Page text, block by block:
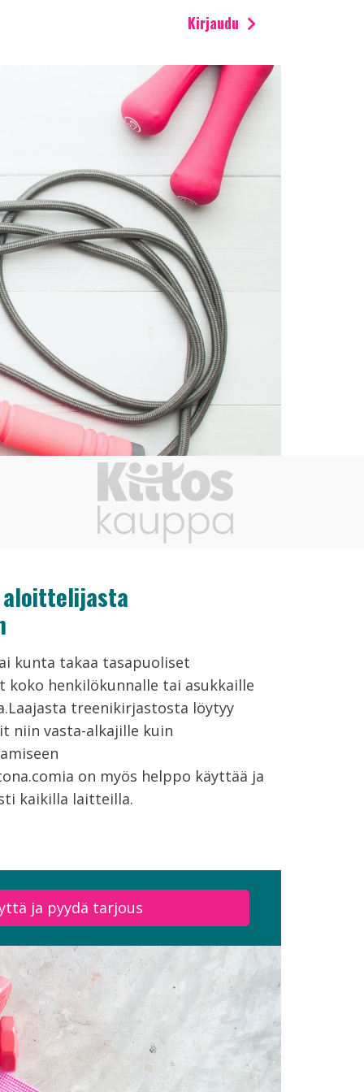
Kirjaudu
aloittelijasta
kunta takaa tasapuoliset
henkilökunnalle tai asukkaille
treenikirjastosta löytyy
niin vasta-alkajille kuin
on myös helppo käyttää ja
kaikilla laitteilla.
ja pyydä tarjous